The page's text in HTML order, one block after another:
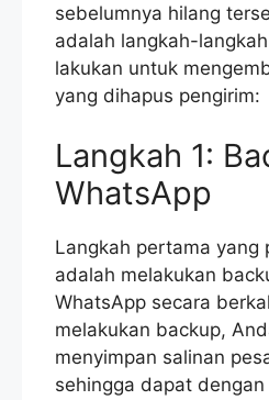
sebelumnya hilang
adalah langkah-
lakukan untuk
yang dihapus pengirim:
Langkah 1:
WhatsApp
Langkah pertama yang
adalah melakukan
WhatsApp secara
melakukan backup,
menyimpan salinan
sehingga dapat